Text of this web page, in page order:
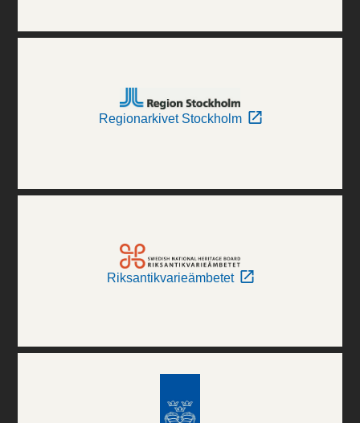
Regionarkivet Stockholm
Riksantikvarieämbetet